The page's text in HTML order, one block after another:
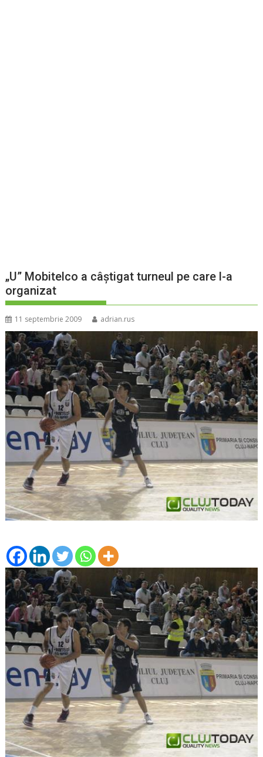
„U” Mobitelco a câştigat turneul pe care l-a
organizat
11 septembrie 2009 adrian.rus